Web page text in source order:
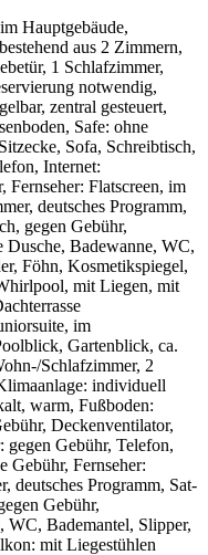
Hauptgebäude,
aus 2 Zimmern,
1 Schlafzimmer,
notwendig,
zentral gesteuert,
Safe: ohne
Sofa, Schreibtisch,
Internet:
Flatscreen, im
deutsches Programm,
gegen Gebühr,
Dusche, Badewanne, WC,
Föhn, Kosmetikspiegel,
mit Liegen, mit
im
Gartenblick, ca.
Schlafzimmer, 2
individuell
warm, Fußboden:
Deckenventilator,
Gebühr, Telefon,
Fernseher:
deutsches Programm, Sat-
Gebühr,
WC, Bademantel, Slipper,
mit Liegestühlen